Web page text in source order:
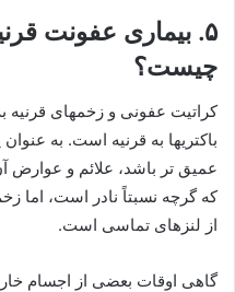
۵. بیماری عفونت
چیست؟
کراتیت عفونی و زخمهای قرنیه
باکتریها به قرنیه است. به
عمیق تر باشد، علائم و
که گرچه نسبتاً نادر است، اما
از لنزهای تماسی است.
گاهی اوقات بعضی از اجسام